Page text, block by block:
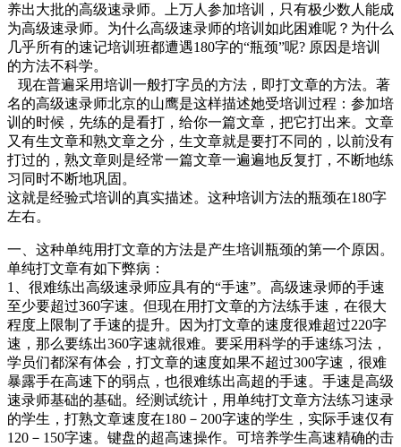
养出大批的高级速录师。上万人参加培训，只有极少数人能成
为高级速录师。为什么高级速录师的培训如此困难呢？为什么
几乎所有的速记培训班都遭遇180字的“瓶颈”呢? 原因是培训
的方法不科学。
现在普遍采用培训一般打字员的方法，即打文章的方法。著
名的高级速录师北京的山鹰是这样描述她受培训过程：参加培
训的时候，先练的是看打，给你一篇文章，把它打出来。文章
又有生文章和熟文章之分，生文章就是要打不同的，以前没有
打过的，熟文章则是经常一篇文章一遍遍地反复打，不断地练
习同时不断地巩固。
这就是经验式培训的真实描述。这种培训方法的瓶颈在180字
左右。
一、这种单纯用打文章的方法是产生培训瓶颈的第一个原因。
单纯打文章有如下弊病：
1、很难练出高级速录师应具有的“手速”。高级速录师的手速
至少要超过360字速。但现在用打文章的方法练手速，在很大
程度上限制了手速的提升。因为打文章的速度很难超过220字
速，那么要练出360字速就很难。要采用科学的手速练习法，
学员们都深有体会，打文章的速度如果不超过300字速，很难
暴露手在高速下的弱点，也很难练出高超的手速。手速是高级
速录师基础的基础。经测试统计，用单纯打文章方法练习速录
的学生，打熟文章速度在180－200字速的学生，实际手速仅有
120－150字速。键盘的超高速操作。可培养学生高速精确的击